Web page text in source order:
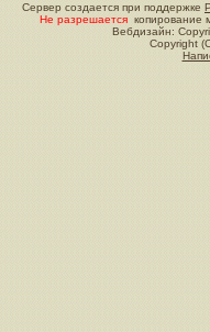
Сервер создается при поддержке
Не разрешается копирование
Вебдизайн:
Copyright